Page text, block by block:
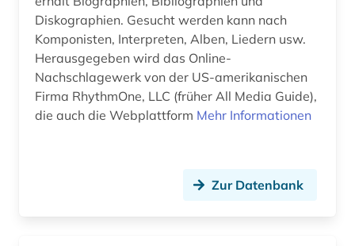
finnland (1)
finnlandschwedisch (1)
flugblattlied (1)
flötenmusik (1)
Diskographien. Gesucht werden kann nach
Komponisten, Interpreten, Alben, Liedern usw.
Herausgegeben wird das Online-
Nachschlagewerk von der US-amerikanischen
Firma RhythmOne, LLC (früher All Media Guide),
die auch die Webplattform Mehr Informationen
Zur Datenbank